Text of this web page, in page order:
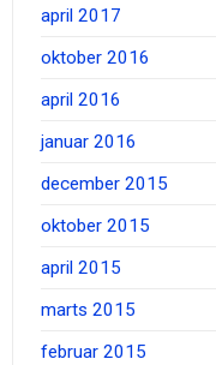
april 2017
oktober 2016
april 2016
januar 2016
december 2015
oktober 2015
april 2015
marts 2015
februar 2015